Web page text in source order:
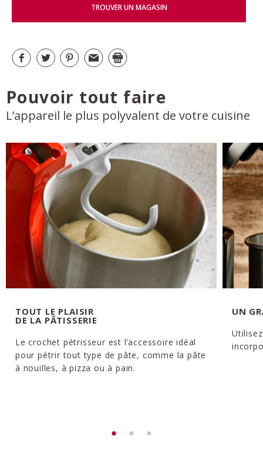
TROUVER UN MAGASIN
Pouvoir tout faire
L’appareil le plus polyvalent de votre cuisine
TOUT LE PLAISIR
DE LA PÂTISSERIE
Le crochet pétrisseur est l’accessoire idéal
pour pétrir tout type de pâte, comme la pâte
à nouilles, à pizza ou à pain.
UN